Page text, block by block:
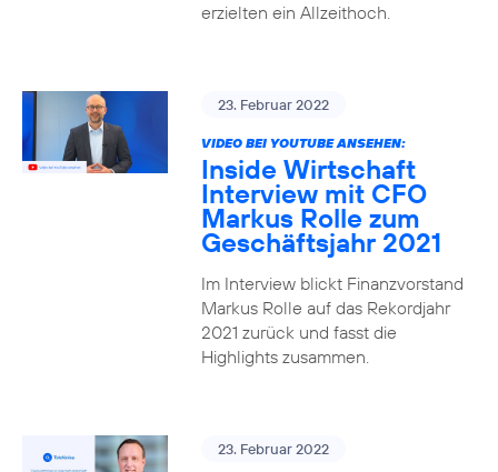
erzielten ein Allzeithoch.
23. Februar 2022
VIDEO BEI YOUTUBE ANSEHEN:
Inside Wirtschaft
Interview mit CFO
Markus Rolle zum
Geschäftsjahr 2021
Im Interview blickt Finanzvorstand
Markus Rolle auf das Rekordjahr
2021 zurück und fasst die
Highlights zusammen.
23. Februar 2022